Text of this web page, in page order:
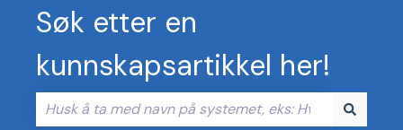
Søk etter en
kunnskapsartikkel her!